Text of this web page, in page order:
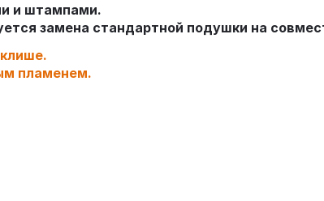
и штампами.
замена стандартной подушки на
пламенем.